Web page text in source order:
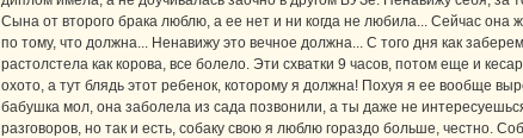
Сына от второго брака люблю, а ее нет и ни когда не любила... Сейчас
по тому, что должна... Ненавижу это вечное должна... С того дня как
растолстела как корова, все болело. Эти схватки 9 часов, потом еще и
охото, а тут блядь этот ребенок, которому я должна! Похуя я ее вообще
бабушка мол, она заболела из сада позвонили, а ты даже не
разговоров, но так и есть, собаку свою я люблю гораздо больше, честно.